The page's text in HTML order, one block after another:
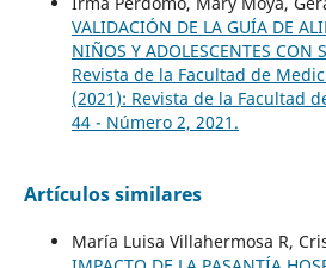
VALIDACIÓN DE LA GUÍA DE
NIÑOS Y ADOLESCENTES CON
Revista de la Facultad de
(2021): Revista de la Facultad
44 - Número 2, 2021.
Artículos similares
María Luisa Villahermosa R,